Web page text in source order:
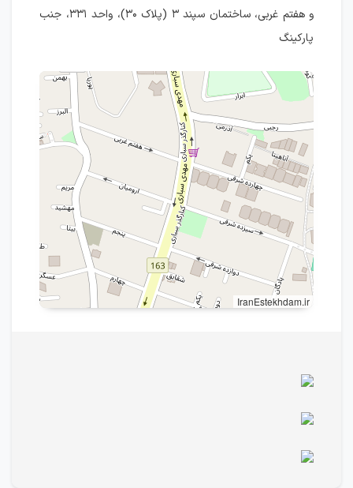
و هفتم غربی، ساختمان سپند ۳ (پلاک ۳۰)، واحد ۳۳۱، جنب
پارکینگ
IranEstekhdam.ir